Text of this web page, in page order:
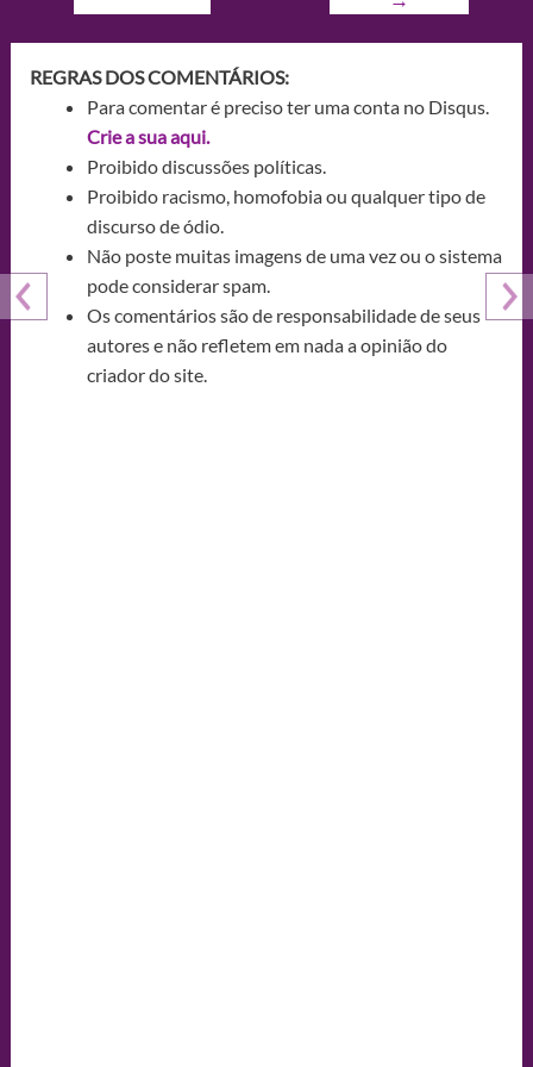
REGRAS DOS COMENTÁRIOS:
Para comentar é preciso ter uma conta no Disqus.
Crie a sua aqui.
Proibido discussões políticas.
Proibido racismo, homofobia ou qualquer tipo de
discurso de ódio.
Não poste muitas imagens de uma vez ou o sistema
pode considerar spam.
Os comentários são de responsabilidade de seus
autores e não refletem em nada a opinião do
criador do site.